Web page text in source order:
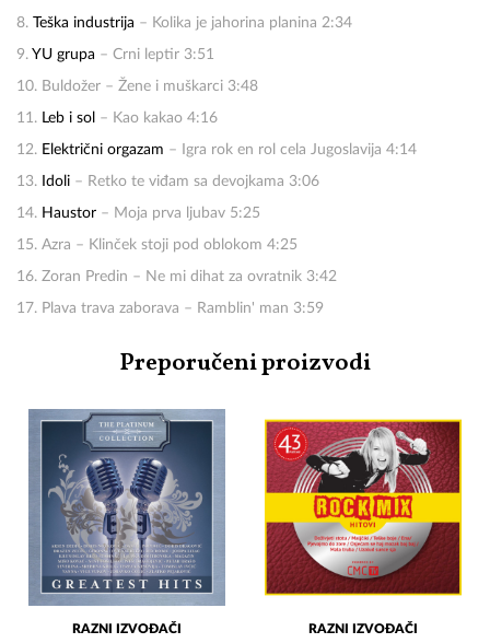
8. Teška industrija – Kolika je jahorina planina 2:34
9. YU grupa – Crni leptir 3:51
10. Buldožer – Žene i muškarci 3:48
11. Leb i sol – Kao kakao 4:16
12. Električni orgazam – Igra rok en rol cela Jugoslavija 4:14
13. Idoli – Retko te viđam sa devojkama 3:06
14. Haustor – Moja prva ljubav 5:25
15. Azra – Klinček stoji pod oblokom 4:25
16. Zoran Predin – Ne mi dihat za ovratnik 3:42
17. Plava trava zaborava – Ramblin' man 3:59
Preporučeni proizvodi
RAZNI IZVOĐAČI
RAZNI IZVOĐAČI